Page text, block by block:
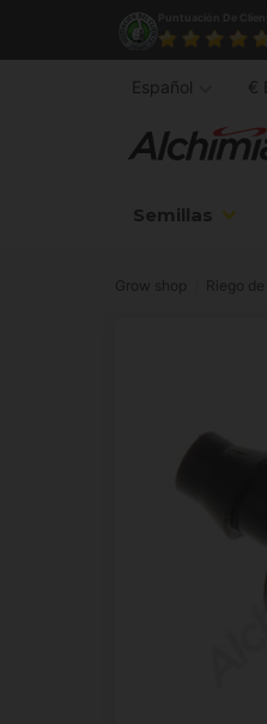
Semillas
Español €
Grow shop Riego de